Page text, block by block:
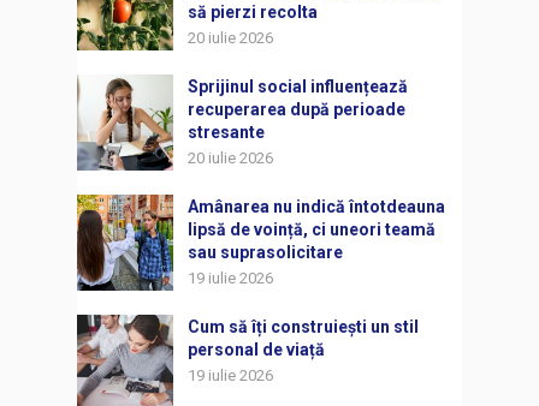
să pierzi recolta
20 iulie 2026
Sprijinul social influențează
recuperarea după perioade
stresante
20 iulie 2026
Amânarea nu indică întotdeauna
lipsă de voință, ci uneori teamă
sau suprasolicitare
19 iulie 2026
Cum să îți construiești un stil
personal de viață
19 iulie 2026